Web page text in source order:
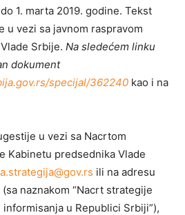
1. marta 2019. godine. Tekst
u vezi sa javnom raspravom
Srbije. Na sledećem linku
dokument
specijal/362240 kao i na
u vezi sa Nacrtom
Kabinetu predsednika Vlade
ili na adresu
(sa naznakom “Nacrt strategije
u Republici Srbiji”),